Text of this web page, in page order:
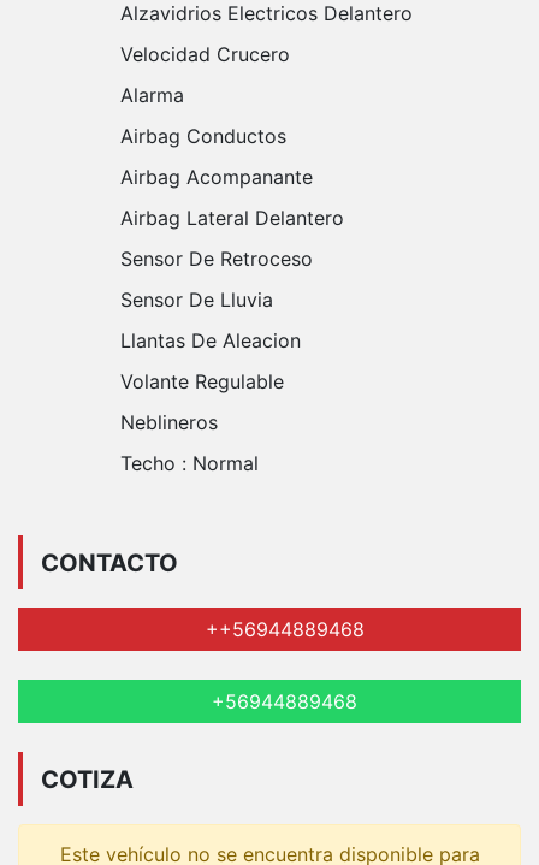
Alzavidrios Electricos Delantero
Velocidad Crucero
Alarma
Airbag Conductos
Airbag Acompanante
Airbag Lateral Delantero
Sensor De Retroceso
Sensor De Lluvia
Llantas De Aleacion
Volante Regulable
Neblineros
Techo : Normal
CONTACTO
++56944889468
+56944889468
COTIZA
Este vehículo no se encuentra disponible para